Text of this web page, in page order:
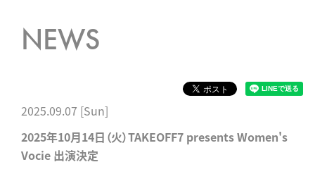
NEWS
2025.09.07 [Sun]
2025年10月14日（火）TAKEOFF7 presents Women's
Vocie 出演決定